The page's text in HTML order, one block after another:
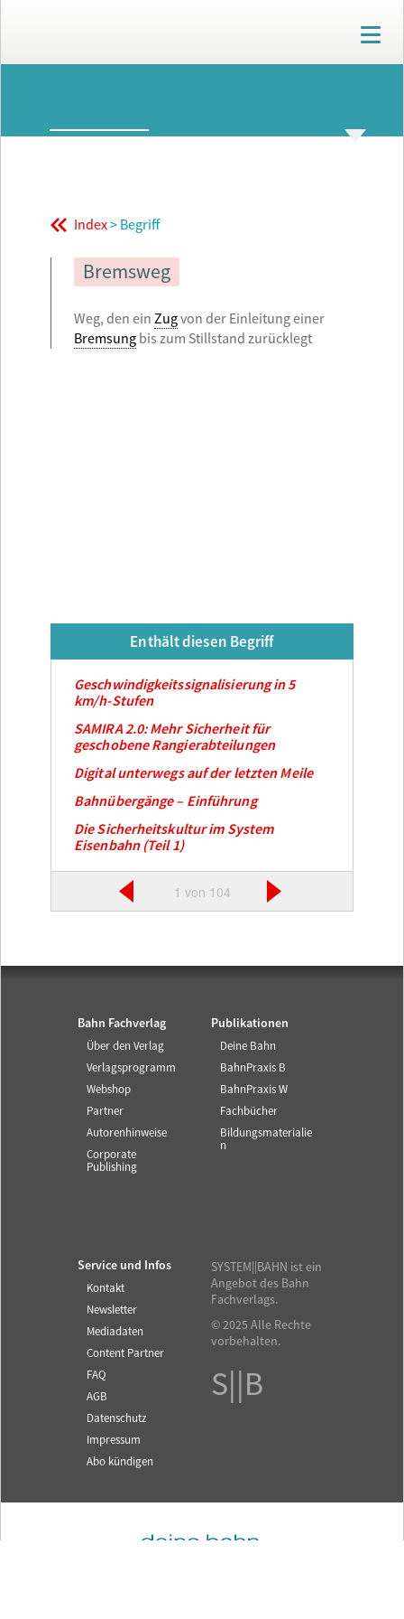
T
o
g
n
GLOSSAR
Index> Begriff
Bremsweg
Weg, den ein Zugvon der Einleitung einer
Bremsung bis zum Stillstand zurücklegt
Enthält diesen Begriff
Geschwindigkeitssignalisierung in 5
km/h-Stufen
SAMIRA 2.0: Mehr Sicherheit für
geschobene Rangierabteilungen
Digital unterwegs auf der letzten Meile
Bahnübergänge – Einführung
Die Sicherheitskultur im System
Eisenbahn (Teil 1)
1 von 104
Bahn Fachverlag
Über den Verlag
Verlagsprogramm
Webshop
Partner
Autorenhinweise
Corporate
Publishing
Publikationen
Deine Bahn
BahnPraxis B
BahnPraxis W
Fachbücher
Bildungsmaterialie
n
Service und Infos
Kontakt
Newsletter
Mediadaten
Content Partner
FAQ
AGB
Datenschutz
Impressum
Abo kündigen
SYSTEM||BAHN ist ein
Angebot des Bahn
Fachverlags.
© 2025 Alle Rechte
vorbehalten.
S||B